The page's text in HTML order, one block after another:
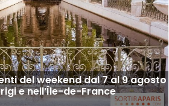
del weekend dal 7 al 9 agosto
e nell’Île-de-France